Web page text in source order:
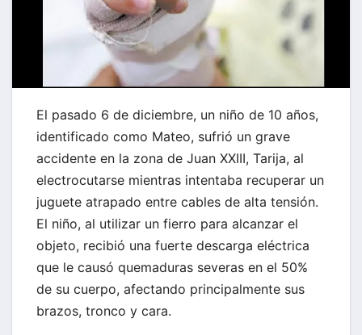
El pasado 6 de diciembre, un niño de 10 años,
identificado como Mateo, sufrió un grave
accidente en la zona de Juan XXIII, Tarija, al
electrocutarse mientras intentaba recuperar un
juguete atrapado entre cables de alta tensión.
El niño, al utilizar un fierro para alcanzar el
objeto, recibió una fuerte descarga eléctrica
que le causó quemaduras severas en el 50%
de su cuerpo, afectando principalmente sus
brazos, tronco y cara.